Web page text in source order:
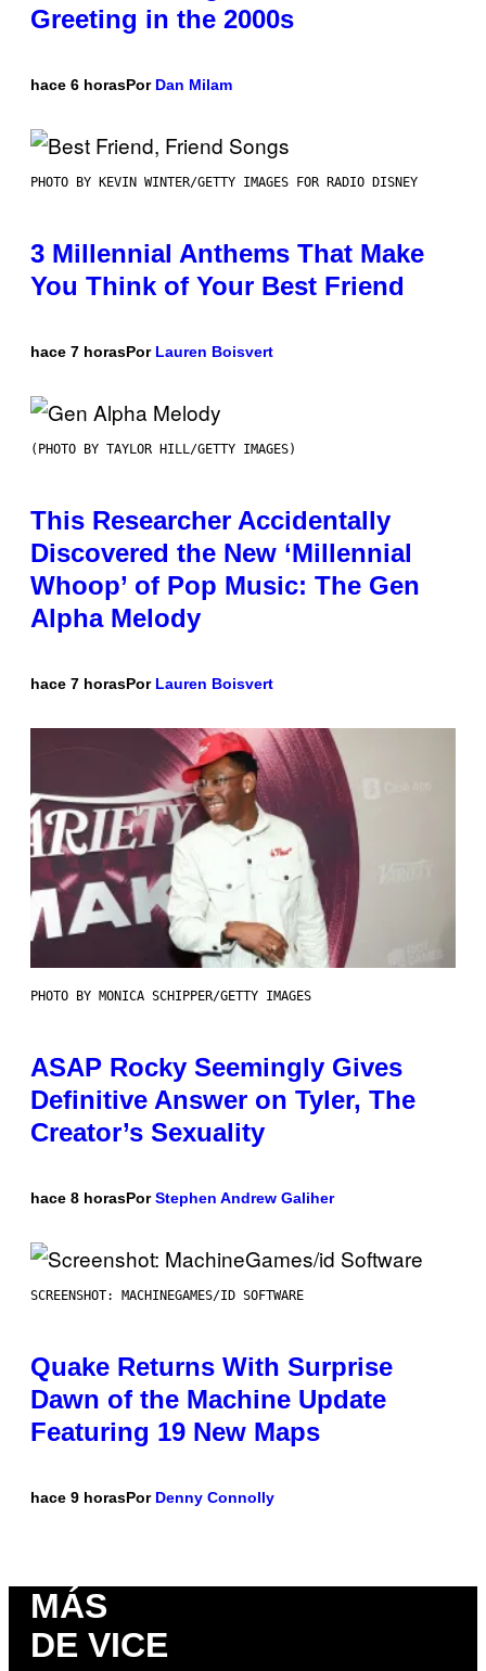
Greeting in the 2000s
hace 6 horasPor Dan Milam
PHOTO BY KEVIN WINTER/GETTY IMAGES FOR RADIO DISNEY
3 Millennial Anthems That Make
You Think of Your Best Friend
hace 7 horasPor Lauren Boisvert
(PHOTO BY TAYLOR HILL/GETTY IMAGES)
This Researcher Accidentally
Discovered the New ‘Millennial
Whoop’ of Pop Music: The Gen
Alpha Melody
hace 7 horasPor Lauren Boisvert
PHOTO BY MONICA SCHIPPER/GETTY IMAGES
ASAP Rocky Seemingly Gives
Definitive Answer on Tyler, The
Creator’s Sexuality
hace 8 horasPorStephen Andrew Galiher
SCREENSHOT: MACHINEGAMES/ID SOFTWARE
Quake Returns With Surprise
Dawn of the Machine Update
Featuring 19 New Maps
hace 9 horasPor Denny Connolly
MÁS
DE VICE